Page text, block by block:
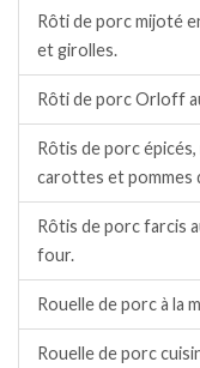
Rôti de porc mijoté
et girolles.
Rôti de porc Orloff
Rôtis de porc
carottes et pommes
Rôtis de porc farcis
four.
Rouelle de porc à la
Rouelle de porc